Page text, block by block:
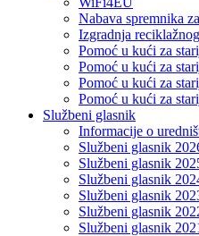
Nabava spremnika
Izgradnja
Pomoć u kući za
Pomoć u kući za
Pomoć u kući za
Pomoć u kući za
Službeni glasnik
Informacije o
Službeni glasnik
Službeni glasnik
Službeni glasnik
Službeni glasnik
Službeni glasnik
Službeni glasnik